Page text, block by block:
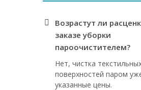
Возрастут ли
заказе уборки
пароочистителем?
Нет, чистка
поверхностей паром
указанные цены.